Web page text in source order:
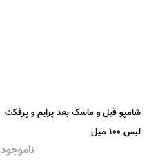
شامپو قبل و ماسک بعد پرایم و پرفکت
لیس ۱۰۰ میل
ناموجود